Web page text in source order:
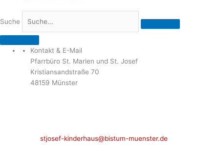
Suche
Kontakt & E-Mail
Pfarrbüro St. Marien und St. Josef
Kristiansandstraße 70
48159 Münster
stjosef-kinderhaus@bistum-muenster.de